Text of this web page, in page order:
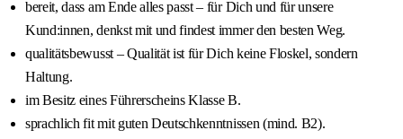
bereit, dass am Ende alles passt – für Dich und für unsere
Kund:innen, denkst mit und findest immer den besten Weg.
qualitätsbewusst – Qualität ist für Dich keine Floskel, sondern
Haltung.
im Besitz eines Führerscheins Klasse B.
sprachlich fit mit guten Deutschkenntnissen (mind. B2).